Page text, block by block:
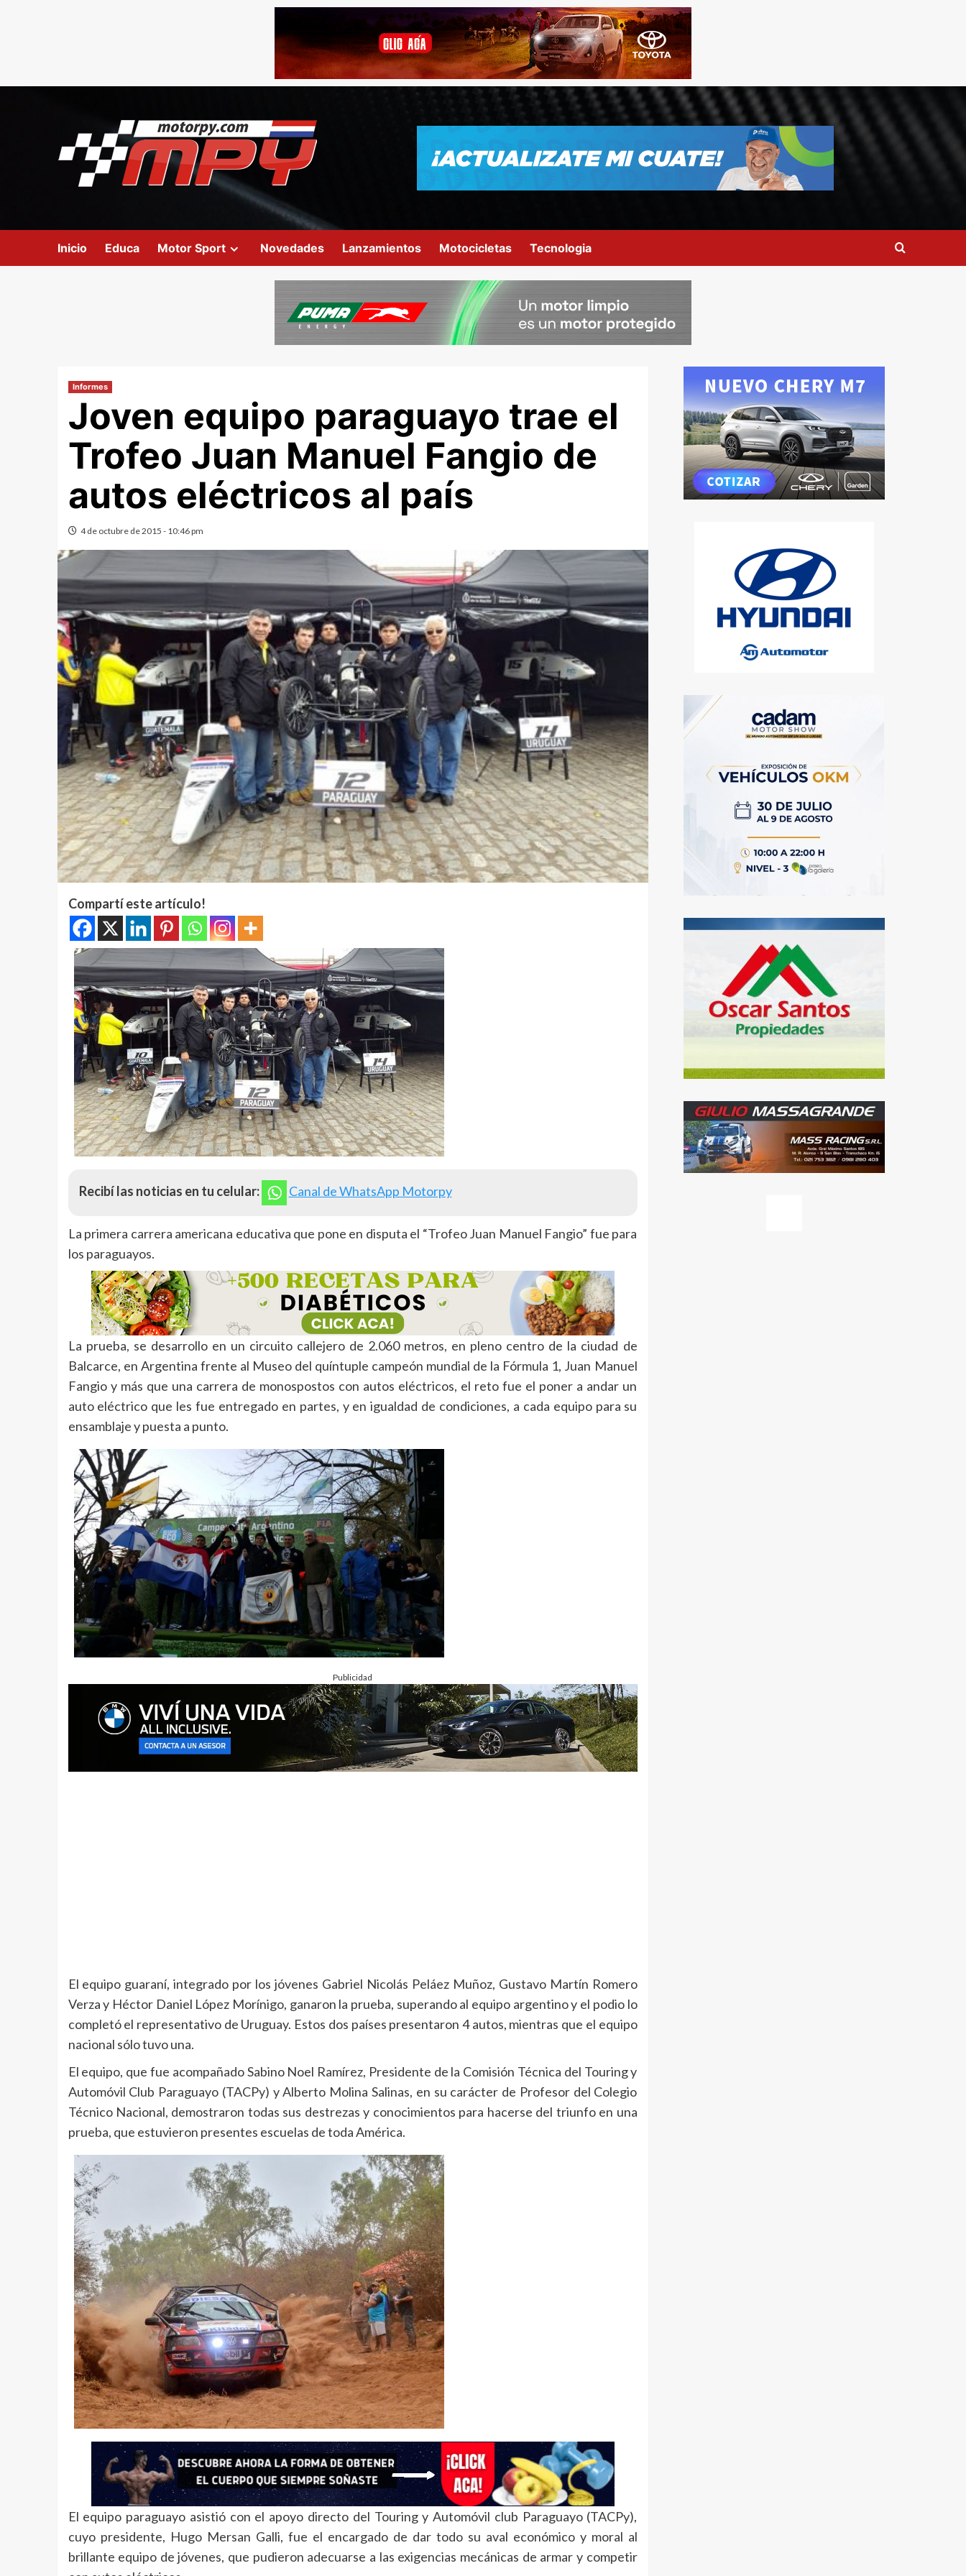
Inicio Educa Motor Sport Novedades Lanzamientos Motocicletas Tecnologia
Informes
Joven equipo paraguayo trae el
Trofeo Juan Manuel Fangio de
autos eléctricos al país
4 de octubre de 2015 - 10:46 pm
Compartí este artículo!
Recibí las noticias en tu celular: Canal de WhatsApp Motorpy
La primera carrera americana educativa que pone en disputa el “Trofeo Juan Manuel Fangio” fue para
los paraguayos.
La prueba, se desarrollo en un circuito callejero de 2.060 metros, en pleno centro de la ciudad de
Balcarce, en Argentina frente al Museo del quíntuple campeón mundial de la Fórmula 1, Juan Manuel
Fangio y más que una carrera de monospostos con autos eléctricos, el reto fue el poner a andar un
auto eléctrico que les fue entregado en partes, y en igualdad de condiciones, a cada equipo para su
ensamblaje y puesta a punto.
Publicidad
El equipo guaraní, integrado por los jóvenes Gabriel Nicolás Peláez Muñoz, Gustavo Martín Romero
Verza y Héctor Daniel López Morínigo, ganaron la prueba, superando al equipo argentino y el podio lo
completó el representativo de Uruguay. Estos dos países presentaron 4 autos, mientras que el equipo
nacional sólo tuvo una.
El equipo, que fue acompañado Sabino Noel Ramírez, Presidente de la Comisión Técnica del Touring y
Automóvil Club Paraguayo (TACPy) y Alberto Molina Salinas, en su carácter de Profesor del Colegio
Técnico Nacional, demostraron todas sus destrezas y conocimientos para hacerse del triunfo en una
prueba, que estuvieron presentes escuelas de toda América.
El equipo paraguayo asistió con el apoyo directo del Touring y Automóvil club Paraguayo (TACPy),
cuyo presidente, Hugo Mersan Galli, fue el encargado de dar todo su aval económico y moral al
brillante equipo de jóvenes, que pudieron adecuarse a las exigencias mecánicas de armar y competir